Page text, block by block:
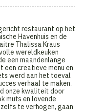
restaurant op het
Havenhuis en de
Thalissa Kraus
wereldkeuken
een maandenlange
een creatieve menu en
werd aan het toeval
verhaal te maken.
onze kwaliteit door
muts en lovende
te verhogen, gaan